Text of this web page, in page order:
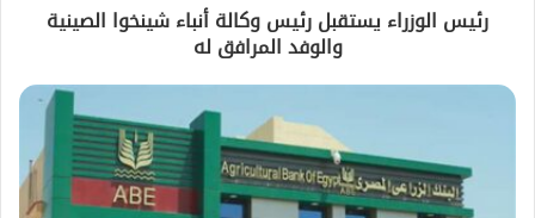
رئيس الوزراء يستقبل رئيس وكالة أنباء شينخوا الصينية
والوفد المرافق له